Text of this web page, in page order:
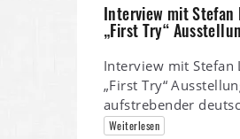
Interview mit
„First Try“
Interview mit Stefan
„First Try“
aufstrebender
Weiterlesen